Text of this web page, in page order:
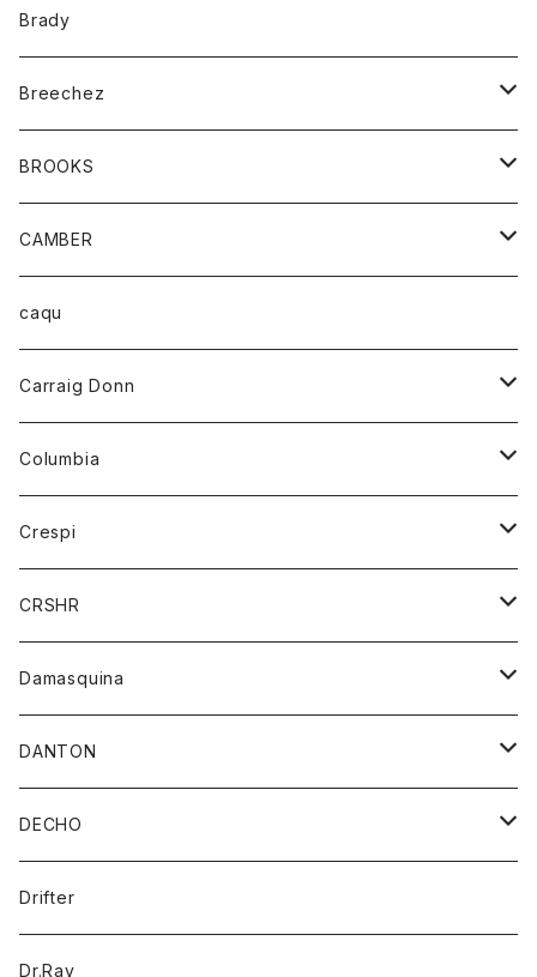
コート
バッグ
ベルト
キッズ
Tシャツ
グッズ
アンダーウェアー
カードホルダー
チーフ
バンダナ
トップス
カーディガン
トレーナー
パーカー
ボトム
オーバーオール
ショートパンツ
レディース
オーバーオール
カーディガン
Tシャツ
パーカー
Brady
Breechez
シャツ
BROOKS
グッズ
靴
CAMBER
トップス
ハーフスリーブTシャツ
caqu
Carraig Donn
ニット
Columbia
アウター
ジャケット
Crespi
ジャケット
ワンピース
ブラウス
CRSHR
キャップ
Damasquina
ウォレット
カードケース
バッグ
DANTON
アウター
コート
ジャケット
アクセサリー
バッグ
キッズ
DECHO
帽子
Drifter
Dr.Ray